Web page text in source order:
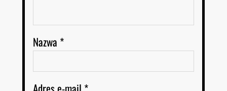
Nazwa *